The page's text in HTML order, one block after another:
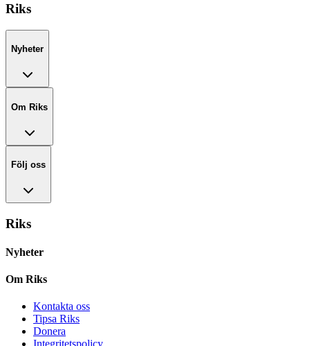
Riks
Nyheter
Om Riks
Följ oss
Riks
Nyheter
Om Riks
Kontakta oss
Tipsa Riks
Donera